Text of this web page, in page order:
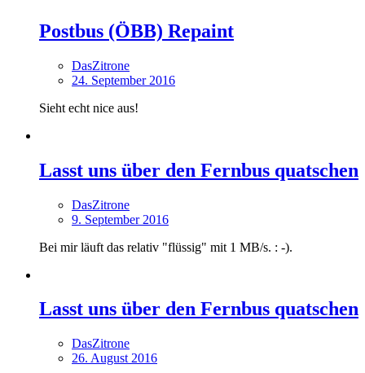
Postbus (ÖBB) Repaint
DasZitrone
24. September 2016
Sieht echt nice aus!
Lasst uns über den Fernbus quatschen
DasZitrone
9. September 2016
Bei mir läuft das relativ "flüssig" mit 1 MB/s. : -).
Lasst uns über den Fernbus quatschen
DasZitrone
26. August 2016